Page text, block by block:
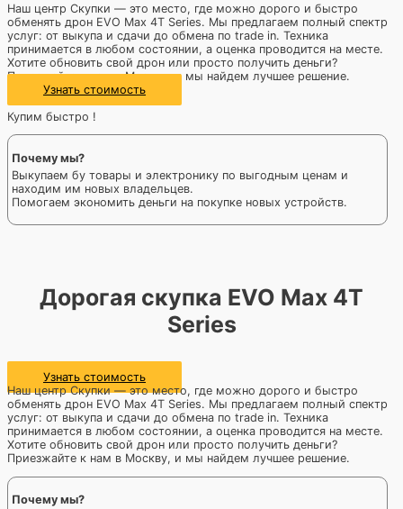
Наш центр Скупки — это место, где можно дорого и быстро
обменять дрон EVO Max 4T Series. Мы предлагаем полный спектр
услуг: от выкупа и сдачи до обмена по trade in. Техника
принимается в любом состоянии, а оценка проводится на месте.
Хотите обновить свой дрон или просто получить деньги?
Приезжайте к нам в Москву, и мы найдем лучшее решение.
Узнать стоимость
Купим быстро !
Почему мы?
Выкупаем бу товары и электронику по выгодным ценам и
находим им новых владельцев.
Помогаем экономить деньги на покупке новых устройств.
Дорогая скупка EVO Max 4T
Series
Узнать стоимость
Наш центр Скупки — это место, где можно дорого и быстро
обменять дрон EVO Max 4T Series. Мы предлагаем полный спектр
услуг: от выкупа и сдачи до обмена по trade in. Техника
принимается в любом состоянии, а оценка проводится на месте.
Хотите обновить свой дрон или просто получить деньги?
Приезжайте к нам в Москву, и мы найдем лучшее решение.
Почему мы?